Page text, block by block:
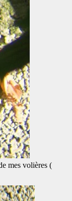
mes volières (